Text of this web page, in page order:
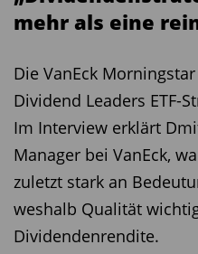
mittlerweile in einer
Weise zur Verfügung,
fahrlässig wäre, diesen
berücksichtigen.
Möglichkeit, neue
erkennen. Und von
kann man langfristig
TiAM: Wie setzen Sie
Nachhaltigkeit im
mehr als eine
Die VanEck
Dividend Leaders ETF-
Im Interview erklärt
Manager bei VanEck,
zuletzt stark an
weshalb Qualität
Dividendenrendite.